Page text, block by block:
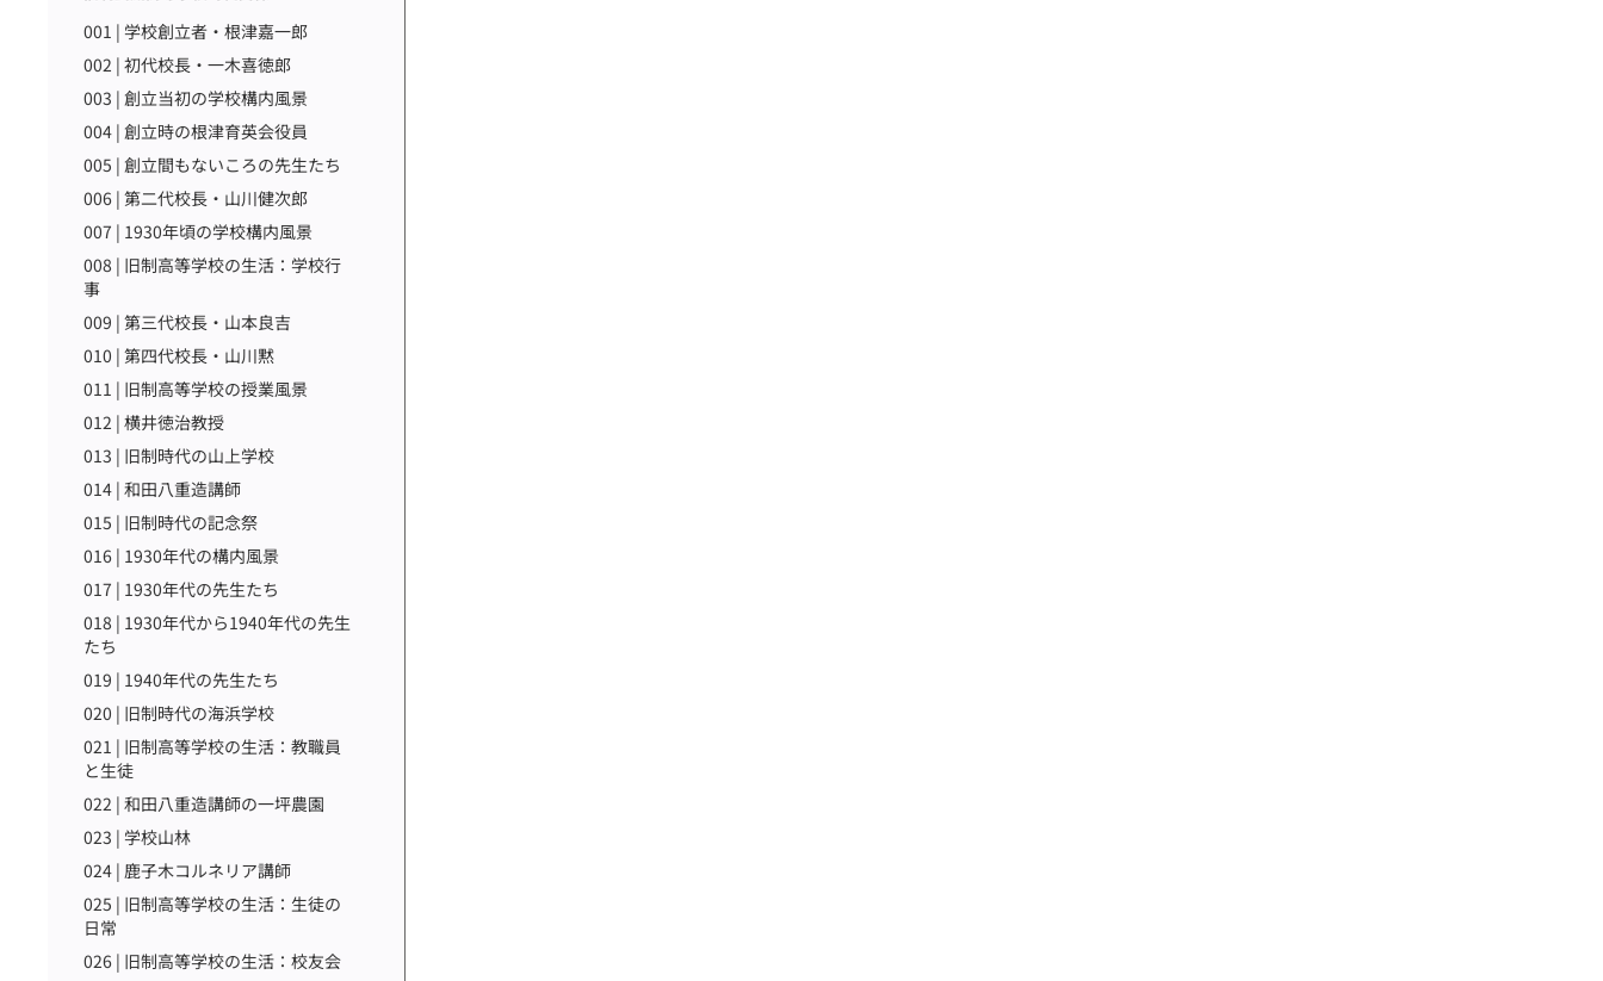
001 | 学校創立者・根津嘉一郎
002 | 初代校長・一木喜徳郎
003 | 創立当初の学校構内風景
004 | 創立時の根津育英会役員
005 | 創立間もないころの先生たち
006 | 第二代校長・山川健次郎
007 | 1930年頃の学校構内風景
008 | 旧制高等学校の生活：学校行
事
009 | 第三代校長・山本良吉
010 | 第四代校長・山川黙
011 | 旧制高等学校の授業風景
012 | 横井徳治教授
013 | 旧制時代の山上学校
014 | 和田八重造講師
015 | 旧制時代の記念祭
016 | 1930年代の構内風景
017 | 1930年代の先生たち
018 | 1930年代から1940年代の先生
たち
019 | 1940年代の先生たち
020 | 旧制時代の海浜学校
021 | 旧制高等学校の生活：教職員
と生徒
022 | 和田八重造講師の一坪農園
023 | 学校山林
024 | 鹿子木コルネリア講師
025 | 旧制高等学校の生活：生徒の
日常
026 | 旧制高等学校の生活：校友会